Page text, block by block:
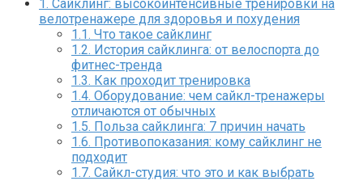
1. Сайклинг: высокоинтенсивные тренировки на
велотренажере для здоровья и похудения
1.1. Что такое сайклинг
1.2. История сайклинга: от велоспорта до
фитнес-тренда
1.3. Как проходит тренировка
1.4. Оборудование: чем сайкл-тренажеры
отличаются от обычных
1.5. Польза сайклинга: 7 причин начать
1.6. Противопоказания: кому сайклинг не
подходит
1.7. Сайкл-студия: что это и как выбрать